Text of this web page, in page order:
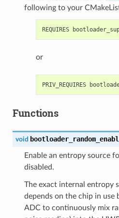
following to your
or
Functions
void
Enable an entropy source
disabled.
The exact internal entropy
depends on the chip in use
ADC to continuously mix